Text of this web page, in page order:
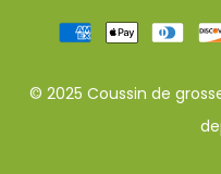
© 2025 Coussin de